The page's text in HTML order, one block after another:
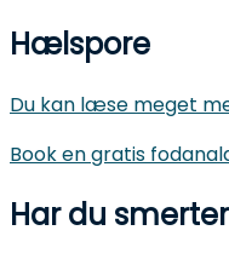
Hælspore
Du kan læse meget
Book en gratis
Har du